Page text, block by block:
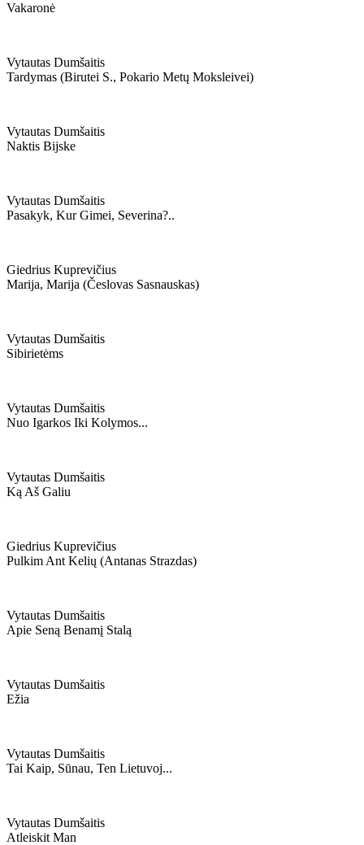
Vakaronė
Vytautas Dumšaitis
Tardymas (birutei S., Pokario Metų Moksleivei)
Vytautas Dumšaitis
Naktis Bijske
Vytautas Dumšaitis
Pasakyk, Kur Gimei, Severina?..
Giedrius Kuprevičius
Marija, Marija (česlovas Sasnauskas)
Vytautas Dumšaitis
Sibirietėms
Vytautas Dumšaitis
Nuo Igarkos Iki Kolymos...
Vytautas Dumšaitis
Ką Aš Galiu
Giedrius Kuprevičius
Pulkim Ant Kelių (antanas Strazdas)
Vytautas Dumšaitis
Apie Seną Benamį Stalą
Vytautas Dumšaitis
Ežia
Vytautas Dumšaitis
Tai Kaip, Sūnau, Ten Lietuvoj...
Vytautas Dumšaitis
Atleiskit Man